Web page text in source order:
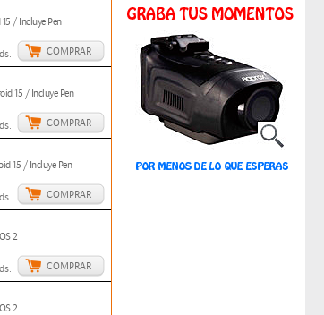
/ Incluye Pen
COMPRAR
15 / Incluye Pen
COMPRAR
15 / Incluye Pen
COMPRAR
2
COMPRAR
2